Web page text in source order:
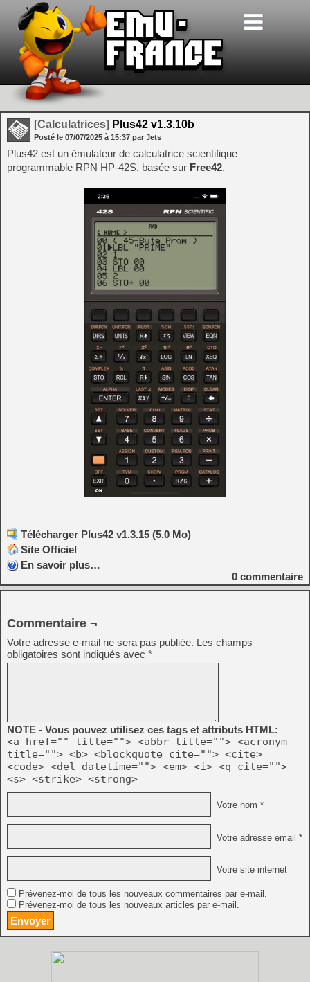
[Calculatrices] Plus42 v1.3.10b
Posté le 07/07/2025 à 15:37 par Jets
Plus42 est un émulateur de calculatrice scientifique
programmable RPN HP-42S, basée sur Free42.
Télécharger Plus42 v1.3.15 (5.0 Mo)
Site Officiel
En savoir plus…
0 commentaire
Commentaire ¬
Votre adresse e-mail ne sera pas publiée. Les champs
obligatoires sont indiqués avec *
NOTE - Vous pouvez utilisez ces tags et attributs HTML:
<a href="" title=""> <abbr title=""> <acronym
title=""> <b> <blockquote cite=""> <cite>
<code> <del datetime=""> <em> <i> <q cite="">
<s> <strike> <strong>
Votre nom *
Votre adresse email *
Votre site internet
Prévenez-moi de tous les nouveaux commentaires par e-mail.
Prévenez-moi de tous les nouveaux articles par e-mail.